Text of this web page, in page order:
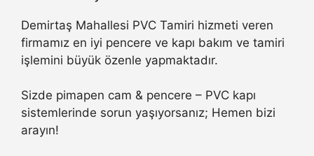
Demirtaş Mahallesi PVC Tamiri hizmeti veren
firmamız en iyi pencere ve kapı bakım ve tamiri
işlemini büyük özenle yapmaktadır.
Sizde pimapen cam & pencere – PVC kapı
sistemlerinde sorun yaşıyorsanız; Hemen bizi
arayın!